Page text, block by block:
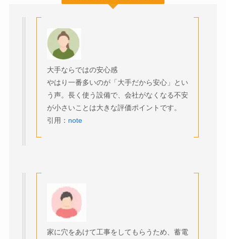
大手ならではの安心感
やはり一番多いのが「大手だから安心」とい
う声。長く使う設備で、会社がなくなる不安
が小さいことは大きな評価ポイントです。
引用： note
家に穴をあけて工事をしてもらうため、蓄電